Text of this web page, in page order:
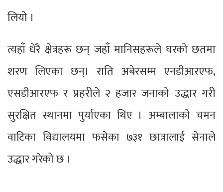
लियो ।
त्यहाँ धेरै क्षेत्रहरू छन् जहाँ मानिसहरूले घरको छतमा
शरण लिएका छन्। राति अबेरसम्म एनडीआरएफ,
एसडीआरएफ र प्रहरीले २ हजार जनाको उद्धार गरी
सुरक्षित स्थानमा पुर्याएका थिए । अम्बालाको चमन
वाटिका विद्यालयमा फसेका ७३१ छात्रालाई सेनाले
उद्धार गरेको छ ।